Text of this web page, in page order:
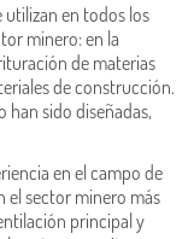
utilizan en todos los
minero: en la
de materias
de construcción.
han sido diseñadas,
en el campo de
el sector minero más
principal y